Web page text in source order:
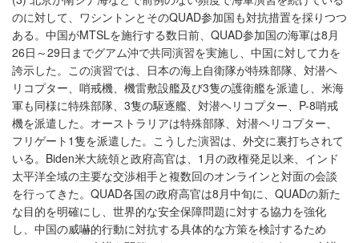
のに対して、ワシントンとそのQUAD参加国も対抗措置を採りつつ
ある。中国がMTSLを施行する数日前、QUAD参加国の海軍は8月
26日～29日までグアム沖で共同演習を実施し、中国に対して力を
誇示した。この演習では、日本の海上自衛隊が特殊部隊、対潜ヘ
リコプター、哨戒機、機雷敷設艦及び3隻の護衛艦を派遣し、米海
軍も同様に特殊部隊、3隻の駆逐艦、対潜ヘリコプター、P-8哨戒
機を派遣した。オーストラリアは特殊部隊、対潜ヘリコプター、
フリゲート1隻を派遣した。こうした演習は、外交に裏打ちされて
いる。Biden米大統領と政府高官は、1月の政権発足以来、インド
太平洋全域の主要な交渉相手と複数回のオンラインと対面の会談
を行ってきた。QUAD各国の政府高官は8月中旬に、QUADの新た
な目的を明確にし、世界的な安全保障問題に対する協力を強化
し、中国の威嚇的行動に対抗する具体的な方策を検討するため